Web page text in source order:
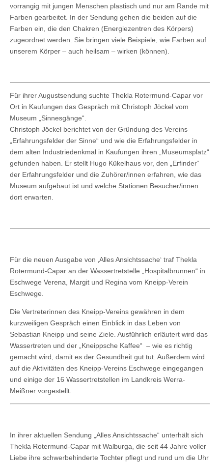
vorrangig mit jungen Menschen plastisch und nur am Rande mit
Farben gearbeitet. In der Sendung gehen die beiden auf die
Farben ein, die den Chakren (Energiezentren des Körpers)
zugeordnet werden. Sie bringen viele Beispiele, wie Farben auf
unserem Körper – auch heilsam – wirken (können).
Für ihrer Augustsendung suchte Thekla Rotermund-Capar vor
Ort in Kaufungen das Gespräch mit Christoph Jöckel vom
Museum „Sinnesgänge“.
Christoph Jöckel berichtet von der Gründung des Vereins
„Erfahrungsfelder der Sinne“ und wie die Erfahrungsfelder in
dem alten Industriedenkmal in Kaufungen ihren „Museumsplatz“
gefunden haben. Er stellt Hugo Kükelhaus vor, den „Erfinder“
der Erfahrungsfelder und die Zuhörer/innen erfahren, wie das
Museum aufgebaut ist und welche Stationen Besucher/innen
dort erwarten.
Für die neuen Ausgabe von ‚Alles Ansichtssache‘ traf Thekla
Rotermund-Capar an der Wassertretstelle „Hospitalbrunnen“ in
Eschwege Verena, Margit und Regina vom Kneipp-Verein
Eschwege.
Die Vertreterinnen des Kneipp-Vereins gewähren in dem
kurzweiligen Gespräch einen Einblick in das Leben von
Sebastian Kneipp und seine Ziele. Ausführlich erläutert wird das
Wassertreten und der „Kneippsche Kaffee“ – wie es richtig
gemacht wird, damit es der Gesundheit gut tut. Außerdem wird
auf die Aktivitäten des Kneipp-Vereins Eschwege eingegangen
und einige der 16 Wassertretstellen im Landkreis Werra-
Meißner vorgestellt.
In ihrer aktuellen Sendung „Alles Ansichtssache“ unterhält sich
Thekla Rotermund-Capar mit Walburga, die seit 44 Jahre voller
Liebe ihre schwerbehinderte Tochter pflegt und rund um die Uhr